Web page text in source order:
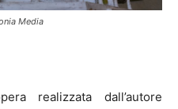
Media
realizzata dall’autore